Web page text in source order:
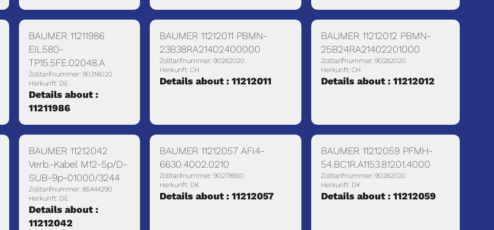
BAUMER 11211986
EIL580-
TP15.5FE.02048.A
Zolltarifnummer: 90318020
Herkunft: DE
Details about :
11211986
BAUMER 11212011 PBMN-
23B38RA21402400000
Zolltarifnummer: 90262020
Herkunft: CH
Details about : 11212011
BAUMER 11212012 PBMN-
25B24RA21402201000
Zolltarifnummer: 90262020
Herkunft: CH
Details about : 11212012
BAUMER 11212042
Verb.-Kabel M12-5p/D-
SUB-9p-01000/3244
Zolltarifnummer: 85444290
Herkunft: DE
Details about :
11212042
BAUMER 11212057 AFI4-
6630.4002.0210
Zolltarifnummer: 90278930
Herkunft: DK
Details about : 11212057
BAUMER 11212059 PFMH-
54.BC1R.A1153.81201.4000
Zolltarifnummer: 90262020
Herkunft: DK
Details about : 11212059